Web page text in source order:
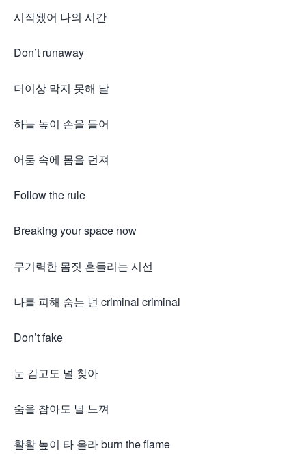
시작됐어 나의 시간
Don’t runaway
더이상 막지 못해 날
하늘 높이 손을 들어
어둠 속에 몸을 던져
Follow the rule
Breaking your space now
무기력한 몸짓 흔들리는 시선
나를 피해 숨는 넌 criminal criminal
Don’t fake
눈 감고도 널 찾아
숨을 참아도 널 느껴
활활 높이 타 올라 burn the flame